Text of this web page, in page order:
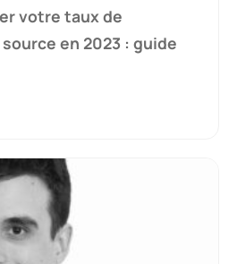
votre taux de
en 2023 : guide